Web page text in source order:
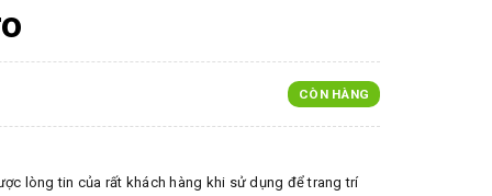
CÒN HÀNG
lòng tin của rất khách hàng khi sử dụng để trang trí